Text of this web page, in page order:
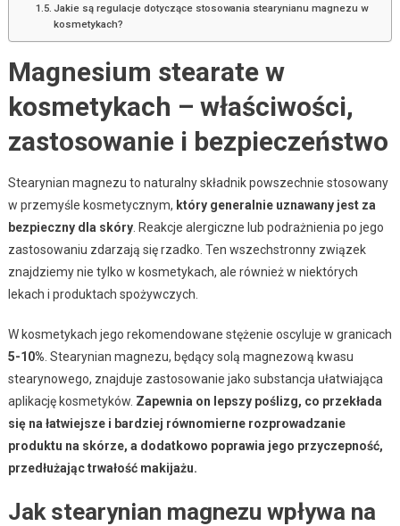
Jakie są regulacje dotyczące stosowania stearynianu magnezu w
kosmetykach?
Magnesium stearate w
kosmetykach – właściwości,
zastosowanie i bezpieczeństwo
Stearynian magnezu to naturalny składnik powszechnie stosowany
w przemyśle kosmetycznym, który generalnie uznawany jest za
bezpieczny dla skóry. Reakcje alergiczne lub podrażnienia po jego
zastosowaniu zdarzają się rzadko. Ten wszechstronny związek
znajdziemy nie tylko w kosmetykach, ale również w niektórych
lekach i produktach spożywczych.
W kosmetykach jego rekomendowane stężenie oscyluje w granicach
5-10% . Stearynian magnezu, będący solą magnezową kwasu
stearynowego, znajduje zastosowanie jako substancja ułatwiająca
aplikację kosmetyków. Zapewnia on lepszy poślizg, co przekłada
się na łatwiejsze i bardziej równomierne rozprowadzanie
produktu na skórze, a dodatkowo poprawia jego przyczepność,
przedłużając trwałość makijażu.
Jak stearynian magnezu wpływa na